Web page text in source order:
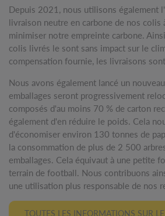
Depuis 2021, nous utilisons également
livraison neutre en carbone de nos colis
minimiser notre empreinte carbone.
colis livrés le sont sans impact sur le
compensation fournie, les livraisons
Nous avons également lancé un
emballages seront progressivement
composés d'au moins 70 % de carton
également d'en réduire le poids. Cela
d'économiser environ 130 tonnes de
la consommation de plus de 2 500
emballages. Cela équivaut à une petite
terrain de football. Nous contribuons
une utilisation plus responsable de nos
TOUTES LES INFORMATIONS SUR